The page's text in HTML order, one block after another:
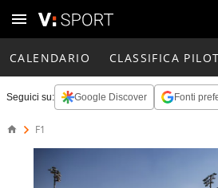
CALENDARIO CLASSIFICA
Seguici su: Google Discover Fonti
F1